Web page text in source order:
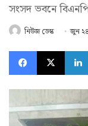
সংসদ ভবনে
নিউজ ডেস্ক জুন
Facebook
X